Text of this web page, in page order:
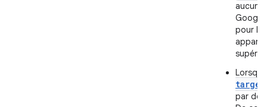
aucun
Google
pour
par